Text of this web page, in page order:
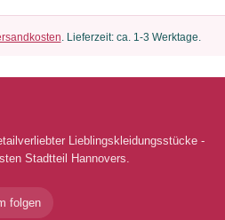
. Lieferzeit: ca. 1-3 Werktage.
Lieblingskleidungsstücke -
Stadtteil Hannovers.
folgen